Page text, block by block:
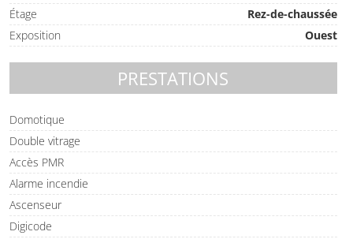
Étage
Rez-de-chaussée
Exposition
Ouest
PRESTATIONS
Domotique
Double vitrage
Accès PMR
Alarme incendie
Ascenseur
Digicode